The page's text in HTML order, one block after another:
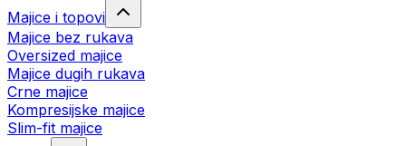
Majice i topovi
Majice bez rukava
Oversized majice
Majice dugih rukava
Crne majice
Kompresijske majice
Slim-fit majice